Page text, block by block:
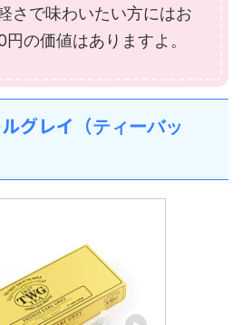
さで味わいたい方にはお
の価値はありますよ。
グレイ（ティーバッ